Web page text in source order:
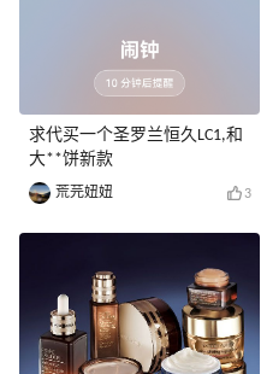
求代买一个圣罗兰恒久LC1,和
大**饼新款
荒芫妞妞 3